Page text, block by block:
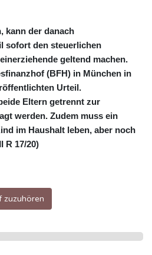
kann der danach
sofort den steuerlichen
geltend machen.
(BFH) in München in
Urteil.
Eltern getrennt zur
werden. Zudem muss ein
im Haushalt leben, aber noch
R 17/20)
zuzuhören